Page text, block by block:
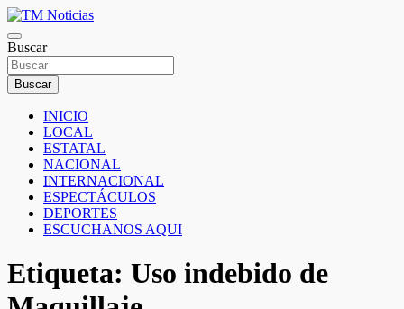
Saltar
al
contenido
TM Noticias
TM Noticias
Buscar
Buscar
INICIO
LOCAL
ESTATAL
NACIONAL
INTERNACIONAL
ESPECTÁCULOS
DEPORTES
ESCUCHANOS AQUI
Etiqueta: Uso indebido de